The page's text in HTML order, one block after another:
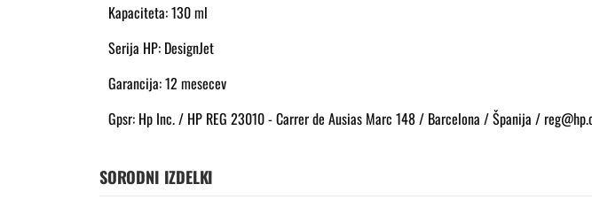
Kapaciteta: 130 ml
Serija HP: DesignJet
Garancija: 12 mesecev
Gpsr: Hp Inc. / HP REG 23010 - Carrer de Ausias Marc 148 / Barcelona / Španija /
SORODNI IZDELKI